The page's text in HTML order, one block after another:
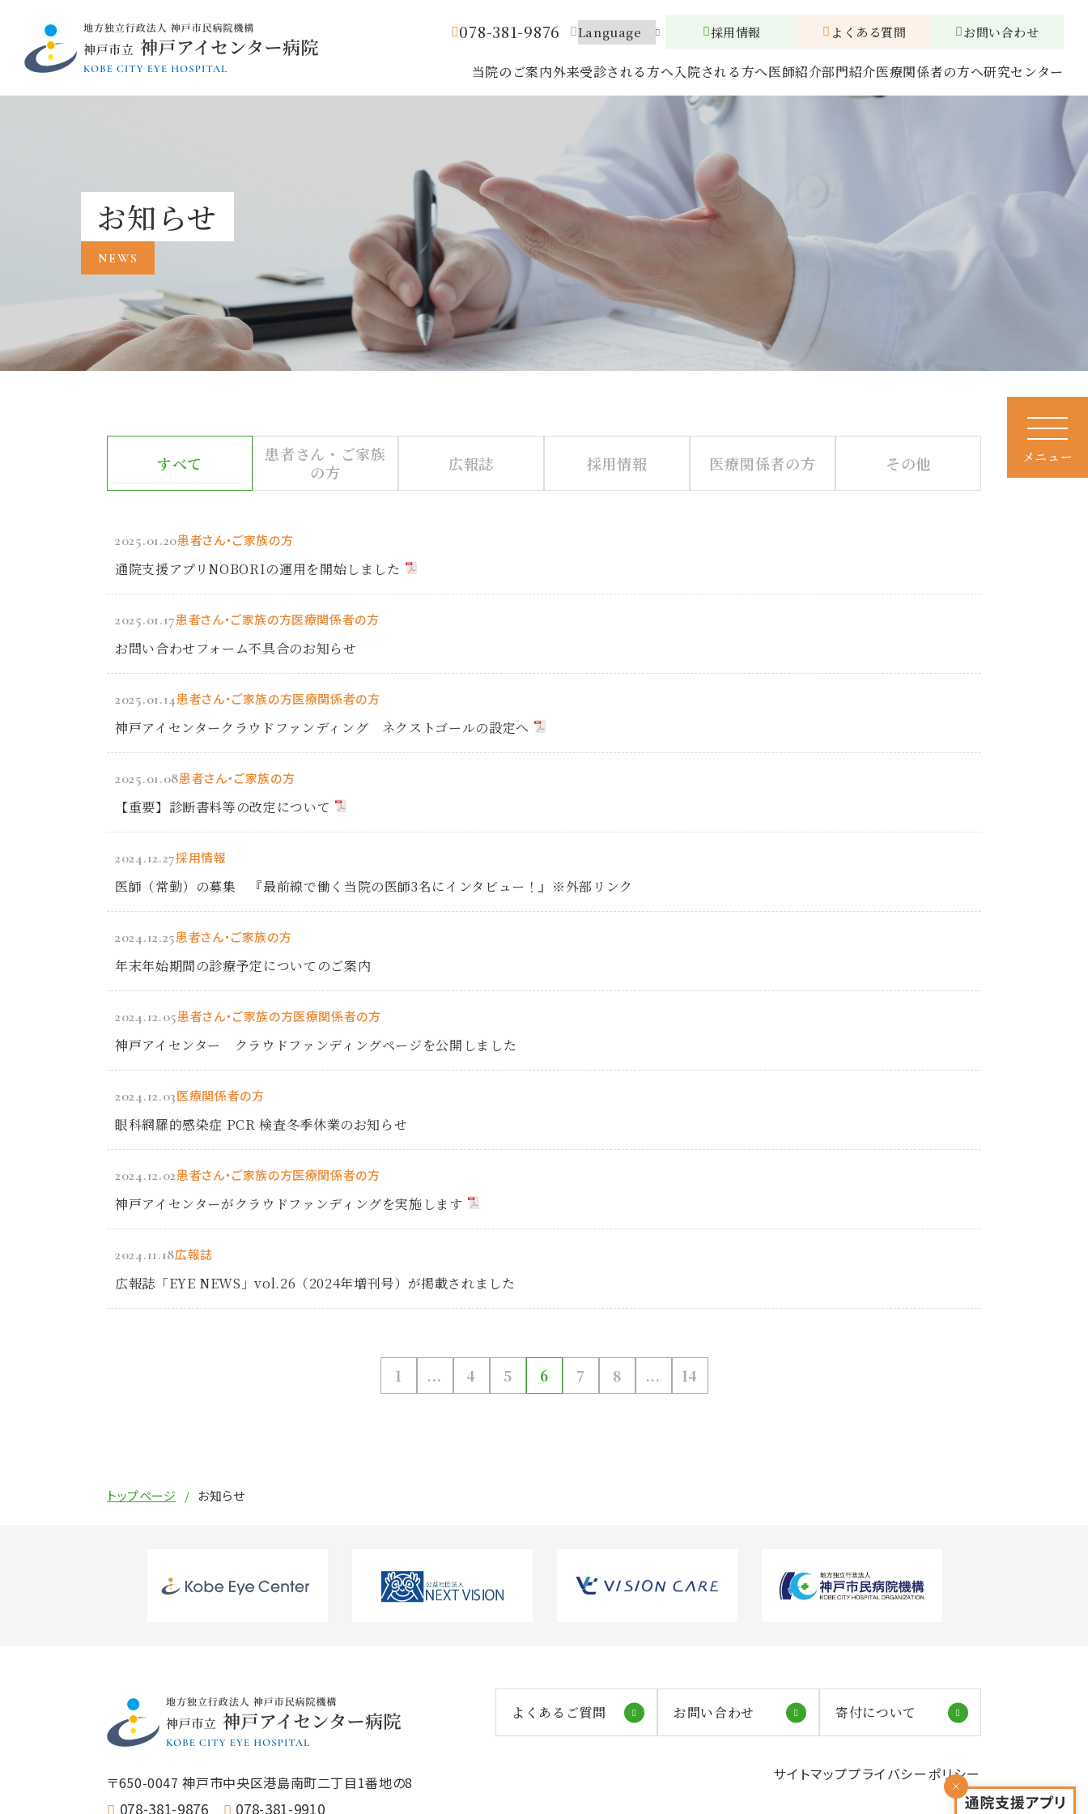
078-381-9876 採用情報 よくある質問 お問い合わせ
当院のご案内外来受診される方へ入院される方へ医師紹介部門紹介医療関係者の方へ研究センター
メニュー
お知らせ
NEWS
すべて
患者さん・ご家族
の方
広報誌 採用情報 医療関係者の方 その他
2025.01.20患者さん・ご家族の方
通院支援アプリNOBORIの運用を開始しました
2025.01.17患者さん・ご家族の方医療関係者の方
お問い合わせフォーム不具合のお知らせ
2025.01.14患者さん・ご家族の方医療関係者の方
神戸アイセンタークラウドファンディング ネクストゴールの設定へ
2025.01.08患者さん・ご家族の方
【重要】診断書料等の改定について
2024.12.27採用情報
医師（常勤）の募集 『最前線で働く当院の医師3名にインタビュー！』※外部リンク
2024.12.25患者さん・ご家族の方
年末年始期間の診療予定についてのご案内
2024.12.05患者さん・ご家族の方医療関係者の方
神戸アイセンター クラウドファンディングページを公開しました
2024.12.03医療関係者の方
眼科網羅的感染症 PCR 検査冬季休業のお知らせ
2024.12.02患者さん・ご家族の方医療関係者の方
神戸アイセンターがクラウドファンディングを実施します
2024.11.18広報誌
広報誌「EYE NEWS」vol.26（2024年増刊号）が掲載されました
1 ... 4 5 6 7 8 ... 14
トップページ お知らせ
〒650-0047神戸市中央区港島南町二丁目1番地の8
078-381-9876 078-381-9910
よくあるご質問 お問い合わせ 寄付について
サイトマッププライバシーポリシー